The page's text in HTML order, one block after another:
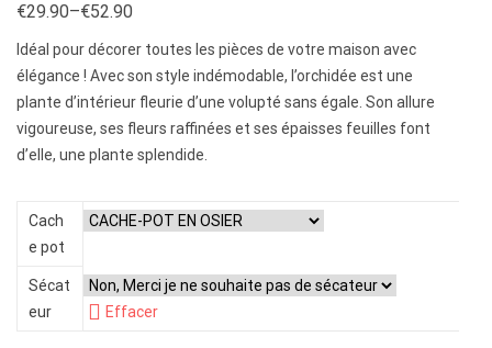
€29.90–€52.90
Idéal pour décorer toutes les pièces de votre maison avec
élégance ! Avec son style indémodable, l’orchidée est une
plante d’intérieur fleurie d’une volupté sans égale. Son allure
vigoureuse, ses fleurs raffinées et ses épaisses feuilles font
d’elle, une plante splendide.
Cach
e pot
Sécat
eur
Effacer